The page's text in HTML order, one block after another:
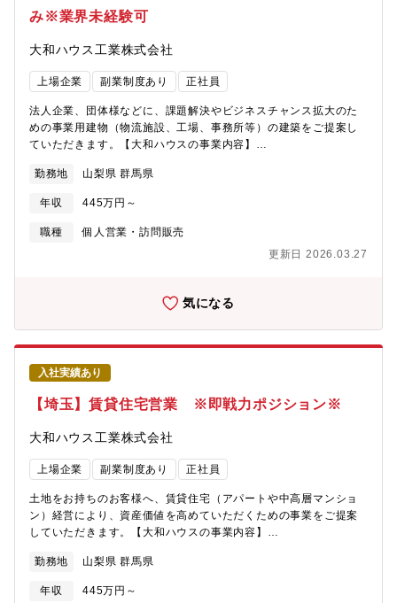
み※業界未経験可
大和ハウス工業株式会社
上場企業 副業制度あり 正社員
法人企業、団体様などに、課題解決やビジネスチャンス拡大のた
めの事業用建物（物流施設、工場、事務所等）の建築をご提案し
ていただきます。【大和ハウスの事業内容】
ハウスの採用ページ】～大和ハウスについてや働く環境などの記
載があります～
https://www.daiwahouse.co.jp/recruit/index.html?
page=from_header～キャリア採用ページ～
https://www.daiwahouse.co.jp/recruit/freshers/index.html■働く
https://www.daiwahouse.co.jp/recruit/person/index.html
勤務地 山梨県 群馬県
年収 445万円～
職種
個人営業・訪問販売
更新日 2026.03.27
気になる
入社実績あり
【埼玉】賃貸住宅営業 ※即戦力ポジション※
大和ハウス工業株式会社
上場企業 副業制度あり 正社員
土地をお持ちのお客様へ、賃貸住宅（アパートや中高層マンショ
ン）経営により、資産価値を高めていただくための事業をご提案
していただきます。【大和ハウスの事業内容】
ハウスの採用ページ】～大和ハウスについてや働く環境などの記
載があります～
https://www.daiwahouse.co.jp/recruit/index.html?
勤務地 山梨県 群馬県
年収 445万円～